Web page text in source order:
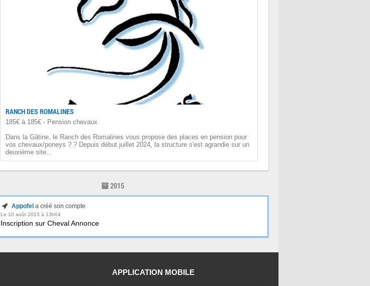
RANCH DES ROMALINES
185€ à 185€ - Pension chevaux
Dans la Gâtine, le Ranch des Romalines vous propose des places en pension pour
vos chevaux/poneys ? ? Depuis début juillet 2024, la structure s'est agrandie sur un
deuxième site...
2015
Appofel a créé son compte
Le 10 août 2015 à 13h04
Inscription sur Cheval Annonce
APPLICATION MOBILE